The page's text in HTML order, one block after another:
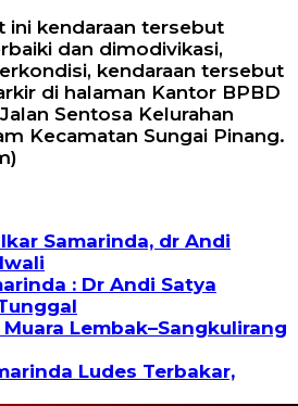
ini kendaraan tersebut
dan dimodivikasi,
kendaraan tersebut
di halaman Kantor BPBD
Sentosa Kelurahan
Kecamatan Sungai Pinang.
Samarinda, dr Andi
: Dr Andi Satya
Lembak–Sangkulirang
Ludes Terbakar,